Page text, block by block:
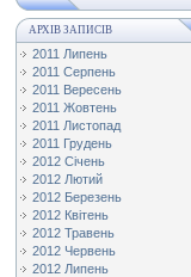
АРХІВ ЗАПИСІВ
2011 Липень
2011 Серпень
2011 Вересень
2011 Жовтень
2011 Листопад
2011 Грудень
2012 Січень
2012 Лютий
2012 Березень
2012 Квітень
2012 Травень
2012 Червень
2012 Липень